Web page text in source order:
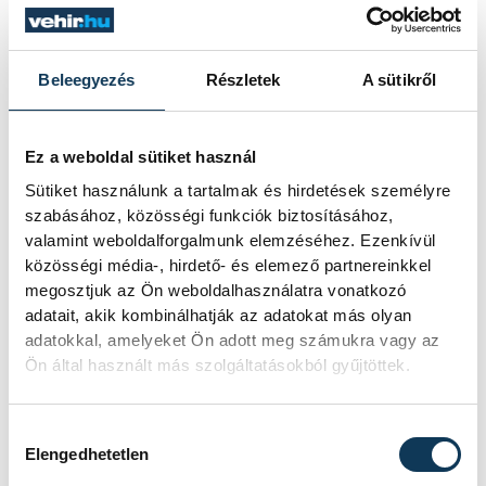
Beleegyezés Részletek A sütikről
Ez a weboldal sütiket használ
Sütiket használunk a tartalmak és hirdetések személyre
szabásához, közösségi funkciók biztosításához,
valamint weboldalforgalmunk elemzéséhez. Ezenkívül
közösségi média-, hirdető- és elemező partnereinkkel
megosztjuk az Ön weboldalhasználatra vonatkozó
adatait, akik kombinálhatják az adatokat más olyan
adatokkal, amelyeket Ön adott meg számukra vagy az
Ön által használt más szolgáltatásokból gyűjtöttek.
Elengedhetetlen
TOVÁBBI CIKKEK
KÉZILABDA
Férfi kézilabda ifjúsági
Eb: a horvátok
legyőzésével
negyeddöntős a magyar
válogatott
válogatott negyeddöntőbe jutott a